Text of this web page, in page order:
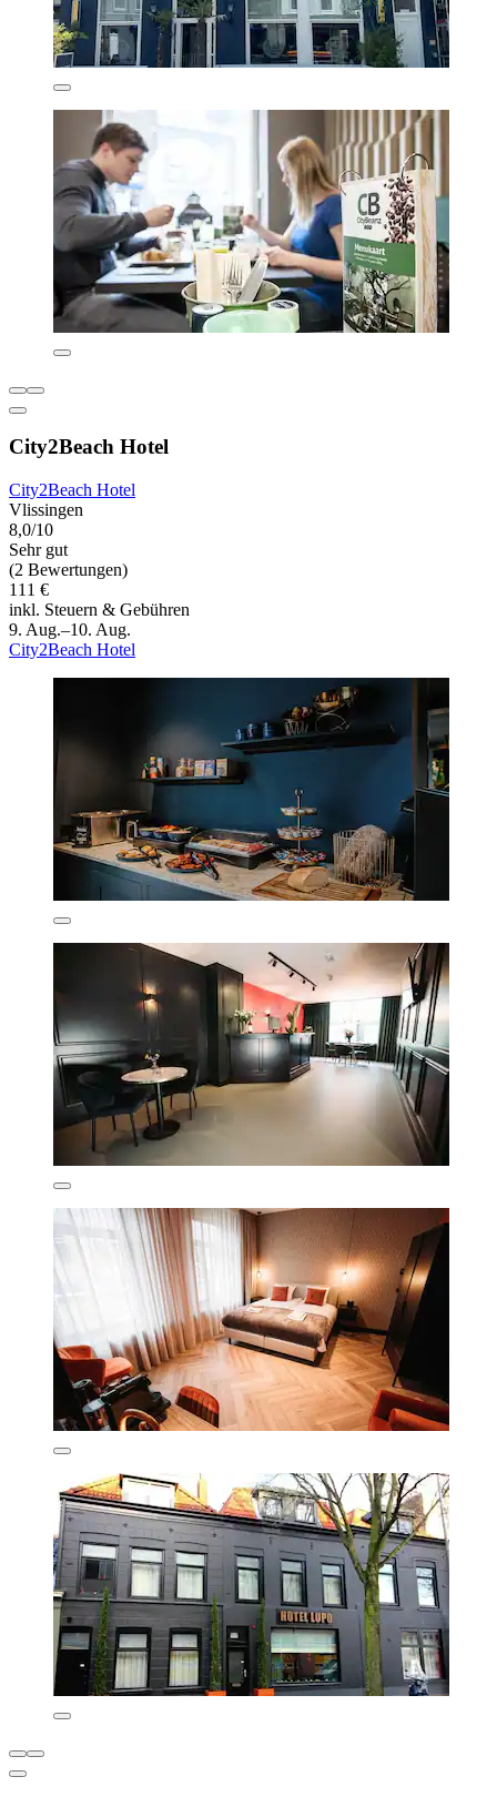
City2Beach Hotel
City2Beach Hotel
Vlissingen
8,0/10
Sehr gut
(2 Bewertungen)
111 €
inkl. Steuern & Gebühren
9. Aug.–10. Aug.
City2Beach Hotel